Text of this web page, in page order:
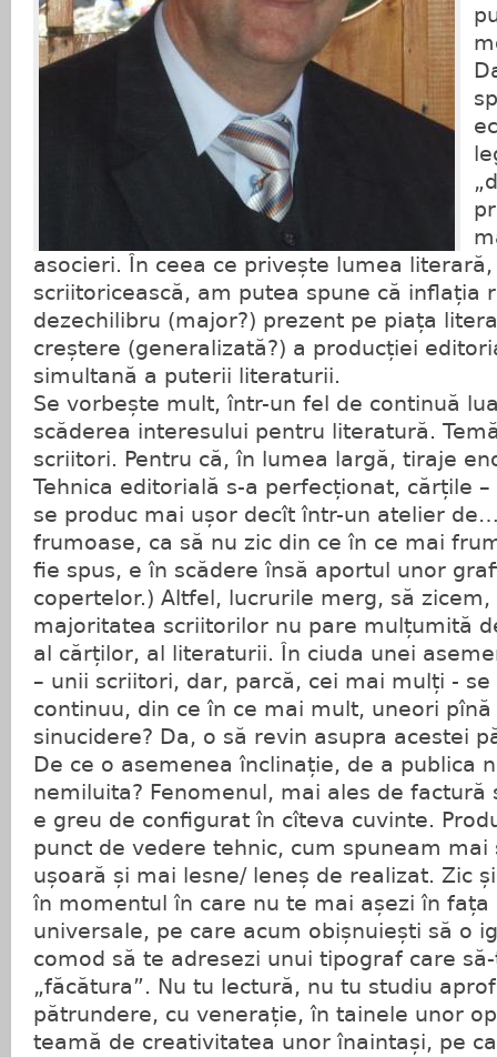
asocieri. În ceea ce privește lumea
scriitoricească, am putea spune că inflația
dezechilibru (major?) prezent pe piața
creștere (generalizată?) a producției
simultană a puterii literaturii.
Se vorbește mult, într-un fel de continuă
scăderea interesului pentru literatură.
scriitori. Pentru că, în lumea largă, tiraje
Tehnica editorială s-a perfecționat, cărțile
se produc mai ușor decît într-un atelier
frumoase, ca să nu zic din ce în ce mai
fie spus, e în scădere însă aportul unor
copertelor.) Altfel, lucrurile merg, să zicem,
majoritatea scriitorilor nu pare mulțumită
al cărților, al literaturii. În ciuda unei
– unii scriitori, dar, parcă, cei mai mulți -
continuu, din ce în ce mai mult, uneori
sinucidere? Da, o să revin asupra acestei
De ce o asemenea înclinație, de a publica
nemiluita? Fenomenul, mai ales de factură
e greu de configurat în cîteva cuvinte.
punct de vedere tehnic, cum spuneam mai
ușoară și mai lesne/ leneș de realizat. Zic
în momentul în care nu te mai așezi în fața
universale, pe care acum obișnuiești să o
comod să te adresezi unui tipograf care
„făcătura”. Nu tu lectură, nu tu studiu
pătrundere, cu venerație, în tainele unor
teamă de creativitatea unor înaintași, pe